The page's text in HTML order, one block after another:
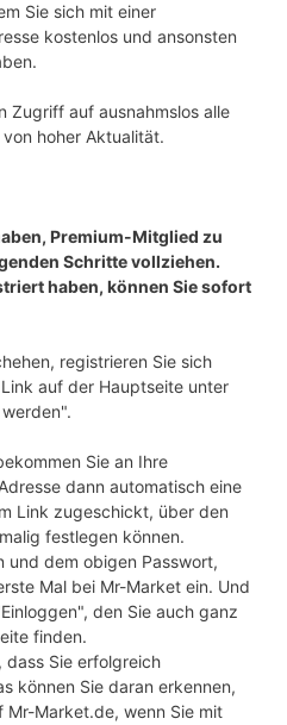
Sie sich mit einer
kostenlos und ansonsten
Zugriff auf ausnahmslos alle
hoher Aktualität.
Premium-Mitglied zu
Schritte vollziehen.
haben, können Sie sofort
registrieren Sie sich
auf der Hauptseite unter
Sie an Ihre
dann automatisch eine
Link zugeschickt, über den
festlegen können.
und dem obigen Passwort,
Mal bei Mr-Market ein. Und
den Sie auch ganz
finden.
Sie erfolgreich
können Sie daran erkennen,
Mr-Market.de, wenn Sie mit